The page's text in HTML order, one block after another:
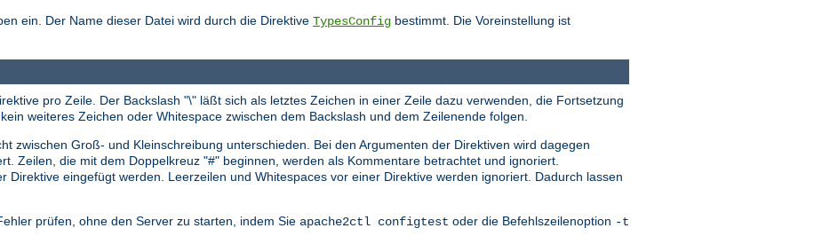
ein. Der Name dieser Datei wird durch die Direktive TypesConfig bestimmt. Die Voreinstellung ist
pro Zeile. Der Backslash "\" läßt sich als letztes Zeichen in einer Zeile dazu verwenden, die Fortsetzung
weiteres Zeichen oder Whitespace zwischen dem Backslash und dem Zeilenende folgen.
zwischen Groß- und Kleinschreibung unterschieden. Bei den Argumenten der Direktiven wird dagegen
Zeilen, die mit dem Doppelkreuz "#" beginnen, werden als Kommentare betrachtet und ignoriert.
Direktive eingefügt werden. Leerzeilen und Whitespaces vor einer Direktive werden ignoriert. Dadurch lassen
prüfen, ohne den Server zu starten, indem Sie apache2ctl configtest oder die Befehlszeilenoption -t